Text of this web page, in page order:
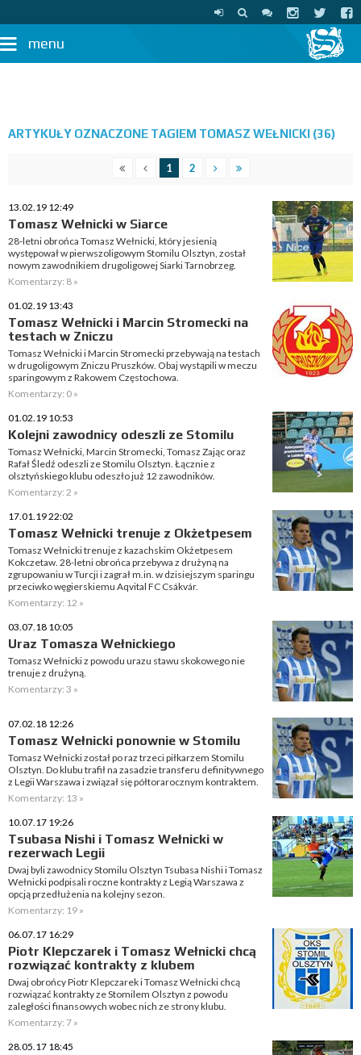
menu
ARTYKUŁY OZNACZONE TAGIEM TOMASZ WEŁNICKI (36)
1 2
13.02.19 12:49
Tomasz Wełnicki w Siarce
28-letni obrońca Tomasz Wełnicki, który jesienią
występował w pierwszoligowym Stomilu Olsztyn, został
nowym zawodnikiem drugoligowej Siarki Tarnobrzeg.
Komentarzy: 8 »
01.02.19 13:43
Tomasz Wełnicki i Marcin Stromecki na
testach w Zniczu
Tomasz Wełnicki i Marcin Stromecki przebywają na testach
w drugoligowym Zniczu Pruszków. Obaj wystąpili w meczu
sparingowym z Rakowem Częstochowa.
Komentarzy: 0 »
01.02.19 10:53
Kolejni zawodnicy odeszli ze Stomilu
Tomasz Wełnicki, Marcin Stromecki, Tomasz Zając oraz
Rafał Śledź odeszli ze Stomilu Olsztyn. Łącznie z
olsztyńskiego klubu odeszło już 12 zawodników.
Komentarzy: 2 »
17.01.19 22:02
Tomasz Wełnicki trenuje z Okżetpesem
Tomasz Wełnicki trenuje z kazachskim Okżetpesem
Kokczetaw. 28-letni obrońca przebywa z drużyną na
zgrupowaniu w Turcji i zagrał m.in. w dzisiejszym sparingu
przeciwko węgierskiemu Aqvital FC Csákvár.
Komentarzy: 12 »
03.07.18 10:05
Uraz Tomasza Wełnickiego
Tomasz Wełnicki z powodu urazu stawu skokowego nie
trenuje z drużyną.
Komentarzy: 3 »
07.02.18 12:26
Tomasz Wełnicki ponownie w Stomilu
Tomasz Wełnicki został po raz trzeci piłkarzem Stomilu
Olsztyn. Do klubu trafił na zasadzie transferu definitywnego
z Legii Warszawa i związał się półtorarocznym kontraktem.
Komentarzy: 13 »
10.07.17 19:26
Tsubasa Nishi i Tomasz Wełnicki w
rezerwach Legii
Dwaj byli zawodnicy Stomilu Olsztyn Tsubasa Nishi i Tomasz
Wełnicki podpisali roczne kontrakty z Legią Warszawa z
opcją przedłużenia na kolejny sezon.
Komentarzy: 19 »
06.07.17 16:29
Piotr Klepczarek i Tomasz Wełnicki chcą
rozwiązać kontrakty z klubem
Dwaj obrońcy Piotr Klepczarek i Tomasz Wełnicki chcą
rozwiązać kontrakty ze Stomilem Olsztyn z powodu
zaległości finansowych wobec nich ze strony klubu.
Komentarzy: 7 »
28.05.17 18:45